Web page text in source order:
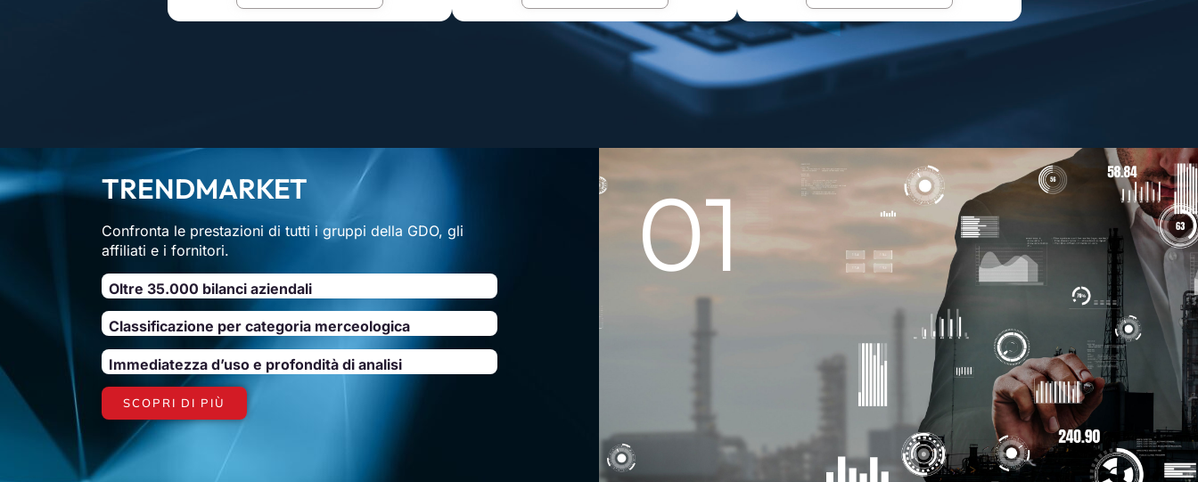
TRENDMARKET
Confronta le prestazioni di tutti i gruppi della GDO, gli
affiliati e i fornitori.
Oltre 35.000 bilanci aziendali
Classificazione per categoria merceologica
Immediatezza d’uso e profondità di analisi
SCOPRI DI PIÙ
01